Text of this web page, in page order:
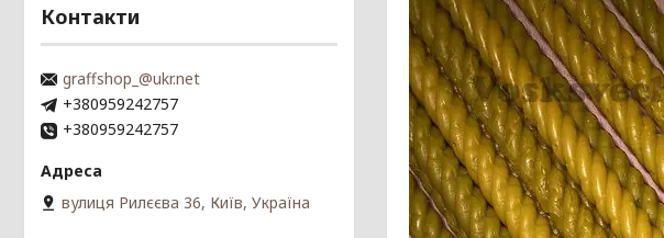
Контакти
graffshop_@ukr.net
+380959242757
+380959242757
вулиця Рилєєва 36, Київ, Україна